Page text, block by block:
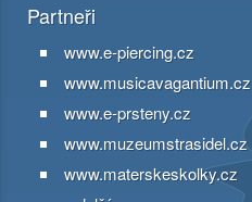
Partneři
www.e-piercing.cz
www.musicavagantium.cz
www.e-prsteny.cz
www.muzeumstrasidel.cz
www.materskeskolky.cz